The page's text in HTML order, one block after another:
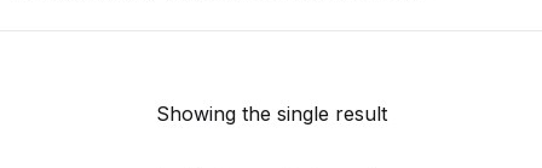
Showing the single result